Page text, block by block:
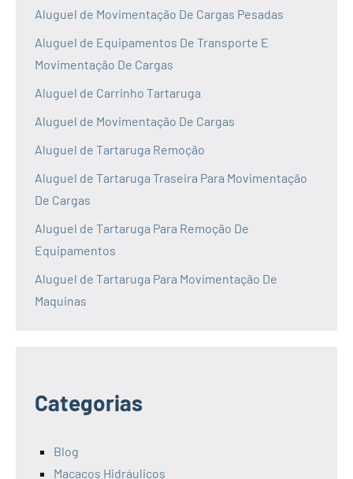
Aluguel de Movimentação De Cargas Pesadas
Aluguel de Equipamentos De Transporte E
Movimentação De Cargas
Aluguel de Carrinho Tartaruga
Aluguel de Movimentação De Cargas
Aluguel de Tartaruga Remoção
Aluguel de Tartaruga Traseira Para Movimentação
De Cargas
Aluguel de Tartaruga Para Remoção De
Equipamentos
Aluguel de Tartaruga Para Movimentação De
Maquinas
Categorias
Blog
Macacos Hidráulicos